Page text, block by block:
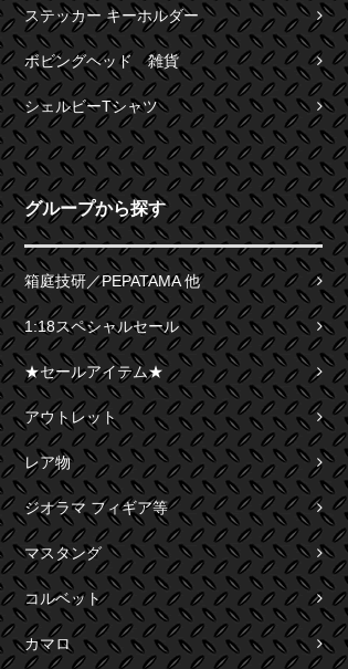
ステッカー キーホルダー
ボビングヘッド 雑貨
シェルビーTシャツ
グループから探す
箱庭技研／PEPATAMA 他
1:18スペシャルセール
★セールアイテム★
アウトレット
レア物
ジオラマ フィギア等
マスタング
コルベット
カマロ